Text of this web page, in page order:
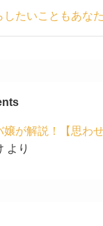
たいこともあなた
嬢が解説！【思わ
より